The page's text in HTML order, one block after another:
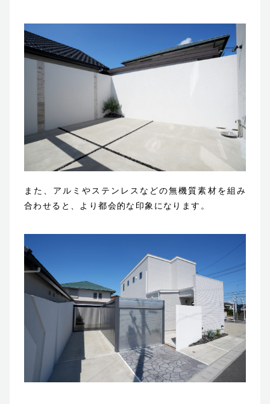
また、アルミやステンレスなどの無機質素材を組み
合わせると、より都会的な印象になります。